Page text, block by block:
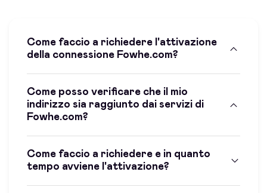
Come faccio a richiedere l'attivazione
della connessione Fowhe.com?
Come posso verificare che il mio
indirizzo sia raggiunto dai servizi di
Fowhe.com?
Come faccio a richiedere e in quanto
tempo avviene l'attivazione?